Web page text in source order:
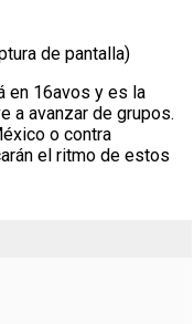
de pantalla)
en 16avos y es la
a avanzar de grupos.
o contra
el ritmo de estos